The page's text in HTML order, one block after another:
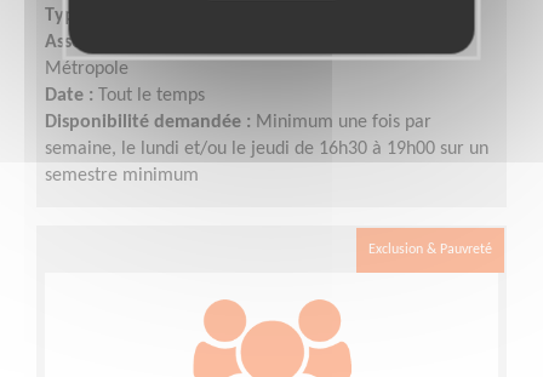
Type :
Association :
Métropole
Date : Tout le temps
Disponibilité demandée : Minimum une fois par
semaine, le lundi et/ou le jeudi de 16h30 à 19h00 sur un
semestre minimum
Exclusion & Pauvreté